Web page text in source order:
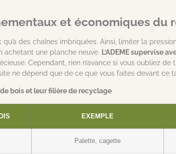
et économiques du
des chaînes imbriquées. Ainsi, limiter la
achetant une planche neuve. L’ADEME supervise
Cependant, rien n’avance si vous oubliez
ne dépend que de ce que vous faites devant ce
bois et leur filière de recyclage
EXEMPLE
Palette, cagette